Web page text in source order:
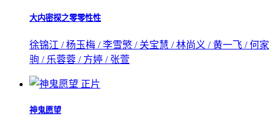
大内密探之零零性性
徐锦江 / 杨玉梅 / 李雪慜 / 关宝慧 / 林尚义 / 黄一飞 / 何家
驹 / 乐蓉蓉 / 方婷 / 张萱
正片
神鬼愿望